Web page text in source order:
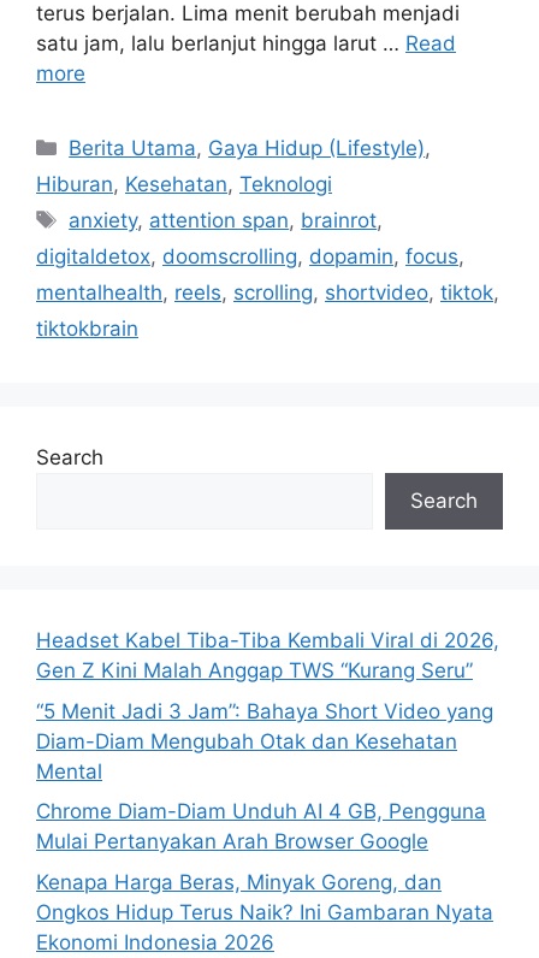
terus berjalan. Lima menit berubah menjadi
satu jam, lalu berlanjut hingga larut … Read
more
C
a
e
g
o
r
Berita Utama, Gaya Hidup (Lifestyle),
Hiburan, Kesehatan, Teknologi
T
a
s
anxiety, attention span, brainrot,
digitaldetox, doomscrolling, dopamin, focus,
mentalhealth, reels, scrolling, shortvideo, tiktok,
tiktokbrain
Search
Search
Headset Kabel Tiba-Tiba Kembali Viral di 2026,
Gen Z Kini Malah Anggap TWS “Kurang Seru”
“5 Menit Jadi 3 Jam”: Bahaya Short Video yang
Diam-Diam Mengubah Otak dan Kesehatan
Mental
Chrome Diam-Diam Unduh AI 4 GB, Pengguna
Mulai Pertanyakan Arah Browser Google
Kenapa Harga Beras, Minyak Goreng, dan
Ongkos Hidup Terus Naik? Ini Gambaran Nyata
Ekonomi Indonesia 2026